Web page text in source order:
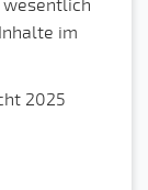
im
2025